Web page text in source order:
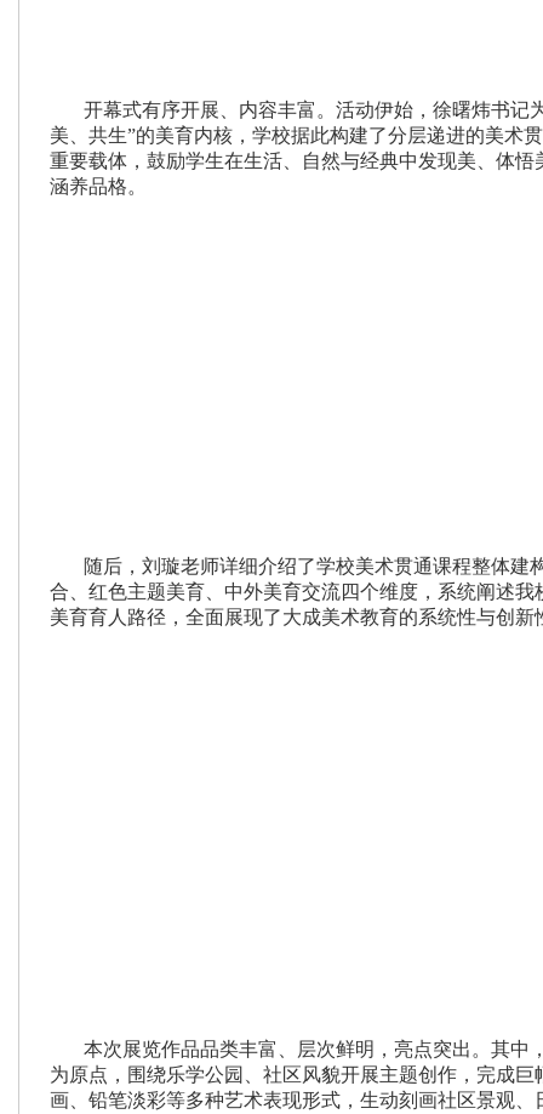
开幕式有序开展、内容丰富。活动伊始，徐曙炜书记
美、共生”的美育内核，学校据此构建了分层递进的美术
重要载体，鼓励学生在生活、自然与经典中发现美、体
涵养品格。
随后，刘璇老师详细介绍了学校美术贯通课程整体建
合、红色主题美育、中外美育交流四个维度，系统阐述
美育育人路径，全面展现了大成美术教育的系统性与创新
本次展览作品品类丰富、层次鲜明，亮点突出。其中
为原点，围绕乐学公园、社区风貌开展主题创作，完成
画、铅笔淡彩等多种艺术表现形式，生动刻画社区景观